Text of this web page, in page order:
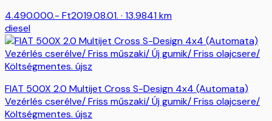
4.490.000.- Ft2019.08.01. · 13.9841 km
diesel
FIAT 500X 2.0 Multijet Cross S-Design 4x4 (Automata)
Vezérlés cserélve/ Friss műszaki/ Új gumik/ Friss olajcsere/
Költségmentes. újsz